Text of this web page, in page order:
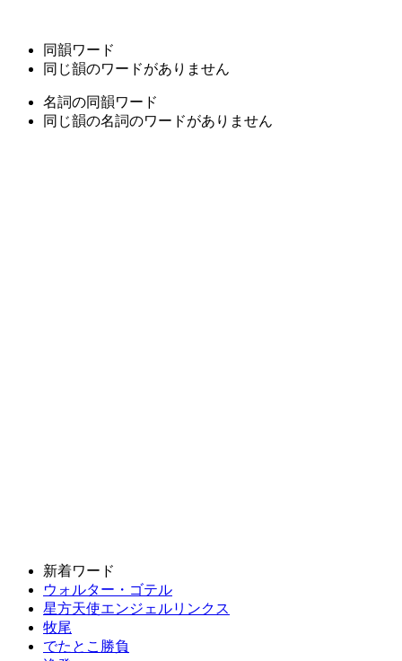
同韻ワード
同じ韻のワードがありません
名詞の同韻ワード
同じ韻の名詞のワードがありません
新着ワード
ウォルター・ゴテル
星方天使エンジェルリンクス
牧尾
でたとこ勝負